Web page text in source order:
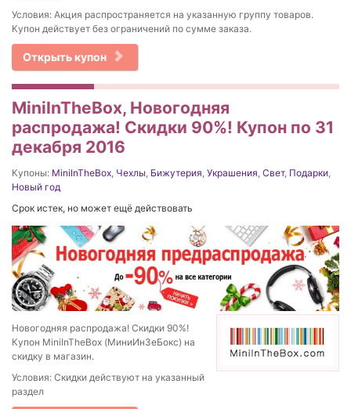
Условия: Акция распространяется на указанную группу товаров.
Купон действует без ограничений по сумме заказа.
Открыть купон
MiniInTheBox, Новогодняя
распродажа! Скидки 90%! Купон по 31
декабря 2016
Купоны: MiniInTheBox Чехлы Бижутерия Украшения Свет, Подарки
Новый год
Срок истек, но может ещё действовать
Новогодняя распродажа! Скидки 90%!
Купон MiniInTheBox (МиниИнЗеБокс) на
скидку в магазин.
Условия: Скидки действуют на указанный
раздел